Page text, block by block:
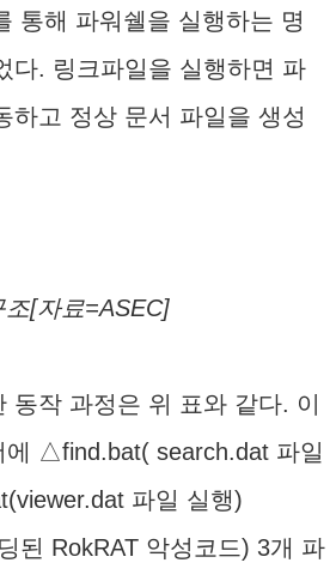
통해 파워쉘을 실행하는 명
다. 링크파일을 실행하면 파
하고 정상 문서 파일을 생성
[자료=ASEC]
동작 과정은 위 표와 같다. 이
에 △find.bat( search.dat 파일
파일 실행)
된 RokRAT 악성코드) 3개 파